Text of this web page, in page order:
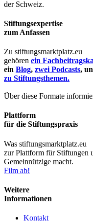
der Schweiz.
Stiftungsexpertise
zum Anfassen
Zu stiftungsmarktplatz.eu
gehören ein
ein Blog, zwei Podcasts,
zu Stiftungsthemen.
Über diese Formate
Plattform
für die Stiftungspraxis
Was stiftungsmarktplatz.eu
zur Plattform für Stiftungen
Gemeinnützige macht.
Film ab!
Weitere
Informationen
Kontakt